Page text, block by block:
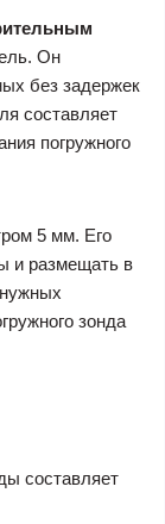
Он
без задержек
составляет
погружного
5 мм. Его
и размещать в
зонда
составляет